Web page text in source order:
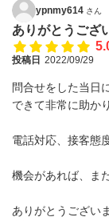
ypnmy614 さん
ありがとうござ
投稿日 2022/09/29
問合せをした当日
できて非常に助か
電話対応、接客態
機会があれば、ま
ありがとうござい